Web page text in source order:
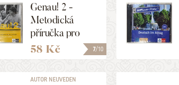
7/10
Genau! 2 -
Metodická
příručka pro
učitele AudioCD
58 Kč
AUTOR NEUVEDEN